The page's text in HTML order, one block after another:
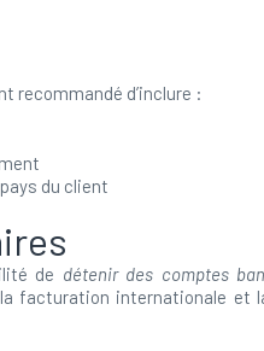
recommandé d’inclure :
du client
de détenir des comptes
facturation internationale et